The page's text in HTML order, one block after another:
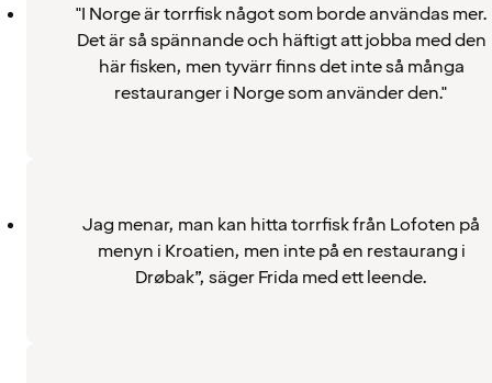
"I Norge är torrfisk något som borde användas mer.
Det är så spännande och häftigt att jobba med den
här fisken, men tyvärr finns det inte så många
restauranger i Norge som använder den."
Jag menar, man kan hitta torrfisk från Lofoten på
menyn i Kroatien, men inte på en restaurang i
Drøbak”, säger Frida med ett leende.